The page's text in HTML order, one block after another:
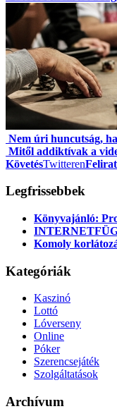
Nem úri huncutság,
Mitől addiktívak a
KövetésTwitteren
Legfrissebbek
Könyvajánló:
Komoly
Kategóriák
Kaszinó
Lottó
Lóverseny
Online
Póker
Szerencsejáték
Szolgáltatások
Archívum